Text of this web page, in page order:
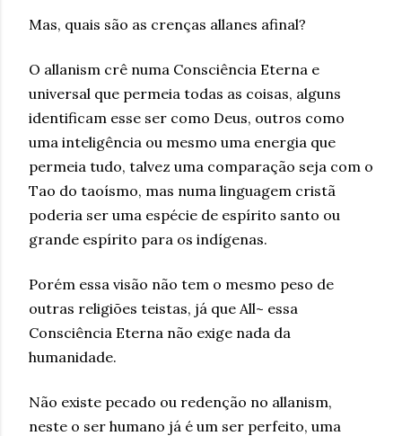
Mas, quais são as crenças allanes afinal?
O allanism crê numa Consciência Eterna e
universal que permeia todas as coisas, alguns
identificam esse ser como Deus, outros como
uma inteligência ou mesmo uma energia que
permeia tudo, talvez uma comparação seja com o
Tao do taoísmo, mas numa linguagem cristã
poderia ser uma espécie de espírito santo ou
grande espírito para os indígenas.
Porém essa visão não tem o mesmo peso de
outras religiões teistas, já que All~ essa
Consciência Eterna não exige nada da
humanidade.
Não existe pecado ou redenção no allanism,
neste o ser humano já é um ser perfeito, uma